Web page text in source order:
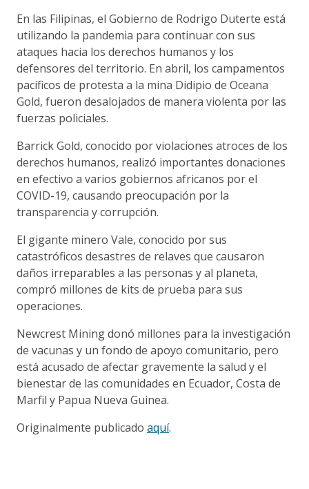
En las Filipinas, el Gobierno de Rodrigo Duterte está
utilizando la pandemia para continuar con sus
ataques hacia los derechos humanos y los
defensores del territorio. En abril, los campamentos
pacíficos de protesta a la mina Didipio de Oceana
Gold, fueron desalojados de manera violenta por las
fuerzas policiales.
Barrick Gold, conocido por violaciones atroces de los
derechos humanos, realizó importantes donaciones
en efectivo a varios gobiernos africanos por el
COVID-19, causando preocupación por la
transparencia y corrupción.
El gigante minero Vale, conocido por sus
catastróficos desastres de relaves que causaron
daños irreparables a las personas y al planeta,
compró millones de kits de prueba para sus
operaciones.
Newcrest Mining donó millones para la investigación
de vacunas y un fondo de apoyo comunitario, pero
está acusado de afectar gravemente la salud y el
bienestar de las comunidades en Ecuador, Costa de
Marfil y Papua Nueva Guinea.
Originalmente publicado aquí.